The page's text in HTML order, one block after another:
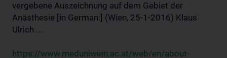
vergebene Auszeichnung auf dem Gebiet der
Anästhesie [in German:] (Wien, 25-1-2016) Klaus
Ulrich ...
https://www.meduniwien.ac.at/web/en/about-